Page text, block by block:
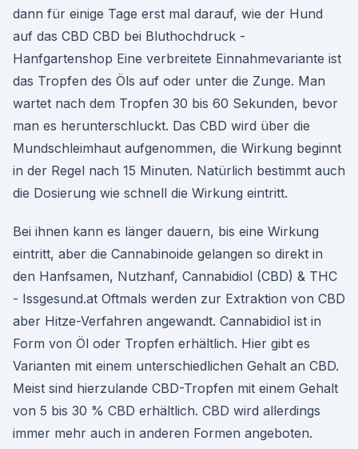
dann für einige Tage erst mal darauf, wie der Hund
auf das CBD CBD bei Bluthochdruck -
Hanfgartenshop Eine verbreitete Einnahmevariante ist
das Tropfen des Öls auf oder unter die Zunge. Man
wartet nach dem Tropfen 30 bis 60 Sekunden, bevor
man es herunterschluckt. Das CBD wird über die
Mundschleimhaut aufgenommen, die Wirkung beginnt
in der Regel nach 15 Minuten. Natürlich bestimmt auch
die Dosierung wie schnell die Wirkung eintritt.
Bei ihnen kann es länger dauern, bis eine Wirkung
eintritt, aber die Cannabinoide gelangen so direkt in
den Hanfsamen, Nutzhanf, Cannabidiol (CBD) & THC
- Issgesund.at Oftmals werden zur Extraktion von CBD
aber Hitze-Verfahren angewandt. Cannabidiol ist in
Form von Öl oder Tropfen erhältlich. Hier gibt es
Varianten mit einem unterschiedlichen Gehalt an CBD.
Meist sind hierzulande CBD-Tropfen mit einem Gehalt
von 5 bis 30 % CBD erhältlich. CBD wird allerdings
immer mehr auch in anderen Formen angeboten.